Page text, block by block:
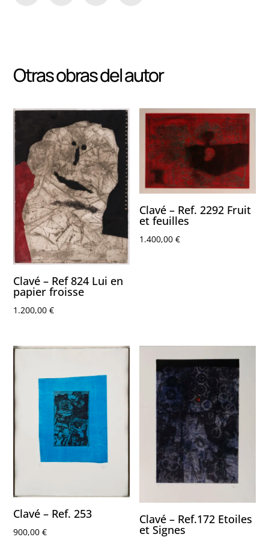
Otras obras del autor
Clavé – Ref 824 Lui en
papier froisse
1.200,00€
Clavé – Ref. 2292 Fruit
et feuilles
1.400,00€
Clavé – Ref. 253
900,00€
Clavé – Ref.172 Etoiles
et Signes